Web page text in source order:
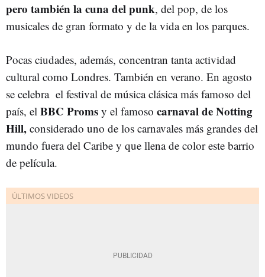
pero también la cuna del punk, del pop, de los
musicales de gran formato y de la vida en los parques.
Pocas ciudades, además, concentran tanta actividad
cultural como Londres. También en verano. En agosto
se celebra el festival de música clásica más famoso del
país, el BBC Proms y el famoso carnaval de Notting
Hill, considerado uno de los carnavales más grandes del
mundo fuera del Caribe y que llena de color este barrio
de película.